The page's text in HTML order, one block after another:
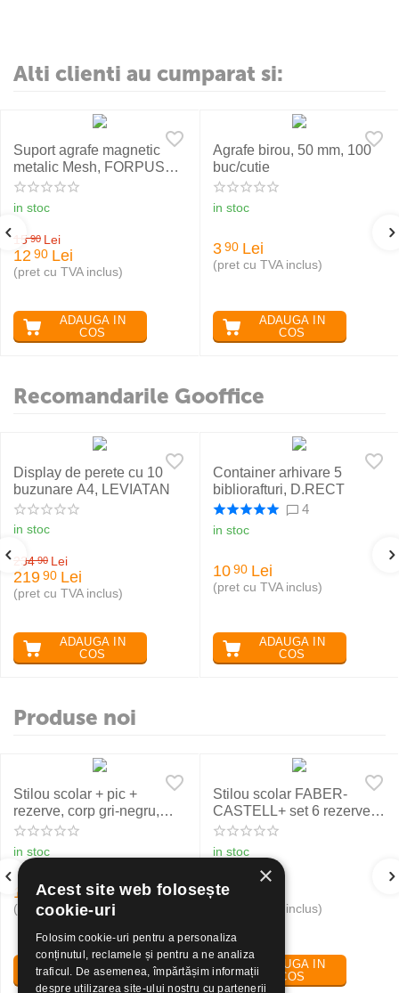
Alti clienti au cumparat si:
Suport agrafe magnetic
metalic Mesh, FORPUS
30564
in stoc
15 90 Lei
12 90 Lei
(pret cu TVA inclus)
ADAUGA IN
COS
Agrafe birou, 50 mm, 100
buc/cutie
in stoc
3 90 Lei
(pret cu TVA inclus)
ADAUGA IN
COS
Recomandarile Gooffice
Display de perete cu 10
buzunare A4, LEVIATAN
in stoc
234 90 Lei
219 90 Lei
(pret cu TVA inclus)
ADAUGA IN
COS
Container arhivare 5
bibliorafturi, D.RECT
4
in stoc
10 90 Lei
(pret cu TVA inclus)
ADAUGA IN
COS
Produse noi
Stilou scolar + pic +
rezerve, corp gri-negru,
NXT Eberhard Faber
in stoc
19 30 Lei
(pret cu TVA inclus)
ADAUGA IN
COS
Stilou scolar FABER-
CASTELL+ set 6 rezerve,
rosu
in stoc
24
(pret cu TVA inclus)
ADAUGA IN
COS
×
Acest site web folosește
cookie-uri
Folosim cookie-uri pentru a personaliza
conținutul, reclamele și pentru a ne analiza
traficul. De asemenea, împărtășim informații
despre utilizarea site-ului nostru cu partenerii